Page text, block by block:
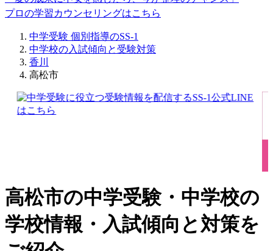
プロの学習カウンセリングはこちら
中学受験 個別指導のSS-1
中学校の入試傾向と受験対策
香川
高松市
高松市の中学受験・中学校の
学校情報・入試傾向と対策を